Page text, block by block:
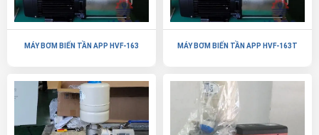
MÁY BƠM BIẾN TẦN APP HVF-163 MÁY BƠM BIẾN TẦN APP HVF-163T